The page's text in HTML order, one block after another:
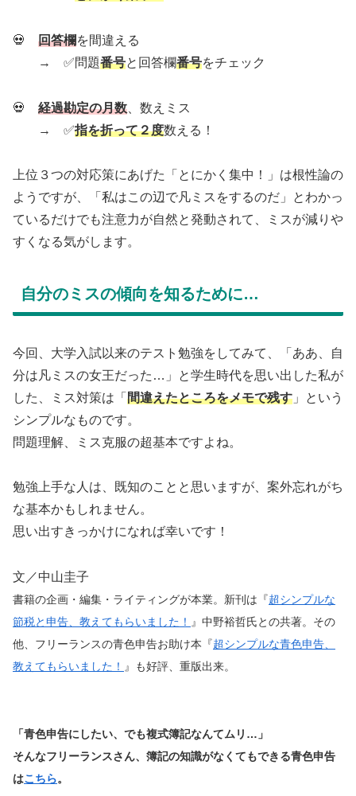
💀 回答欄を間違える
→ ✅問題番号と回答欄番号をチェック
💀 経過勘定の月数 、数えミス
→ ✅指を折って２度数える！
上位３つの対応策にあげた「とにかく集中！」は根性論の
ようですが、「私はこの辺で凡ミスをするのだ」とわかっ
ているだけでも注意力が自然と発動されて、ミスが減りや
すくなる気がします。
自分のミスの傾向を知るために…
今回、大学入試以来のテスト勉強をしてみて、「ああ、自
分は凡ミスの女王だった…」と学生時代を思い出した私が
した、ミス対策は「 間違えたところをメモで残す 」という
シンプルなものです。
問題理解、ミス克服の超基本ですよね。
勉強上手な人は、既知のことと思いますが、案外忘れがち
な基本かもしれません。
思い出すきっかけになれば幸いです！
文／中山圭子
書籍の企画・編集・ライティングが本業。新刊は『超シンプルな
節税と申告、教えてもらいました！ 』中野裕哲氏との共著。その
他、フリーランスの青色申告お助け本『超シンプルな青色申告、
教えてもらいました！ 』も好評、重版出来。
「青色申告にしたい、でも複式簿記なんてムリ…」
そんなフリーランスさん、簿記の知識がなくてもできる青色申告
はこちら。